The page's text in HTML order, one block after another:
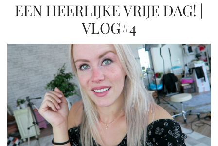
EEN HEERLIJKE VRIJE DAG! |
VLOG#4